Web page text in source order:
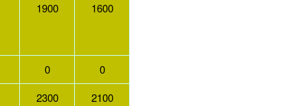
1900 1600
0 0
2300 2100